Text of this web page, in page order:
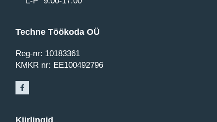
Techne Töökoda OÜ
Reg-nr: 10183361
KMKR nr: EE100492796
Kiirlingid